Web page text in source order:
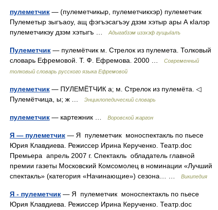
пулеметчик — (пулеметчикыр, пулеметчикхэр) пулеметчик
Пулеметыр зыгъаоу, ащ фэгъэсагъэу дзэм хэтыр ары А кIалэр
пулеметчикэу дзэм хэтыгъ …
Адыгабзэм изэхэф гущыIалъ
Пулеметчик — пулемётчик м. Стрелок из пулемета. Толковый
словарь Ефремовой. Т. Ф. Ефремова. 2000 …
Современный
толковый словарь русского языка Ефремовой
пулеметчик — ПУЛЕМЁТЧИК а; м. Стрелок из пулемёта. ◁
Пулемётчица, ы; ж …
Энциклопедический словарь
пулеметчик — картежник … Воровской жаргон
Я — пулеметчик — Я пулеметчик моноспектакль по пьесе
Юрия Клавдиева. Режиссер Ирина Керученко. Театр.doc
Премьера апрель 2007 г. Спектакль обладатель главной
премии газеты Московский Комсомолец в номинации «Лучший
спектакль» (категория «Начинающие») сезона… …
Википедия
Я - пулеметчик — Я пулеметчик моноспектакль по пьесе
Юрия Клавдиева. Режиссер Ирина Керученко. Театр.doc